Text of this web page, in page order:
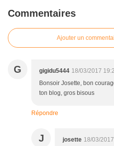
Commentaires
Ajouter un
G gigidu5444 18/03/2017
Bonsoir Josette, bon
ton blog, gros bisous
Répondre
J josette 18/03/